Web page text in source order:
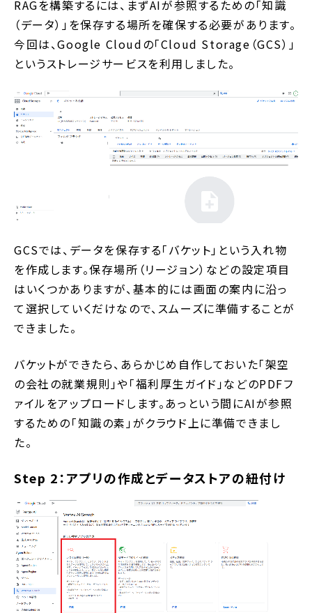
RAGを構築するには、まずAIが参照するための「知識
（データ）」を保存する場所を確保する必要があります。
今回は、Google Cloudの「Cloud Storage（GCS）」
というストレージサービスを利用しました。
GCSでは、データを保存する「バケット」という入れ物
を作成します。保存場所（リージョン）などの設定項目
はいくつかありますが、基本的には画面の案内に沿っ
て選択していくだけなので、スムーズに準備することが
できました。
バケットができたら、あらかじめ自作しておいた「架空
の会社の就業規則」や「福利厚生ガイド」などのPDFフ
ァイルをアップロードします。あっという間にAIが参照
するための「知識の素」がクラウド上に準備できまし
た。
Step 2：アプリの作成とデータストアの紐付け